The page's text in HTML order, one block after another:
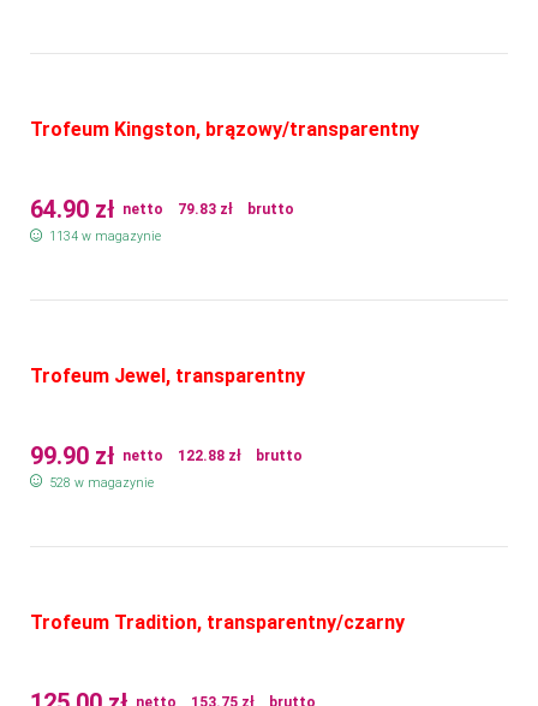
Trofeum Kingston, brązowy/transparentny
64.90 zł netto 79.83 zł brutto
1134 w magazynie
Trofeum Jewel, transparentny
99.90 zł netto 122.88 zł brutto
528 w magazynie
Trofeum Tradition, transparentny/czarny
netto 153.75 zł brutto